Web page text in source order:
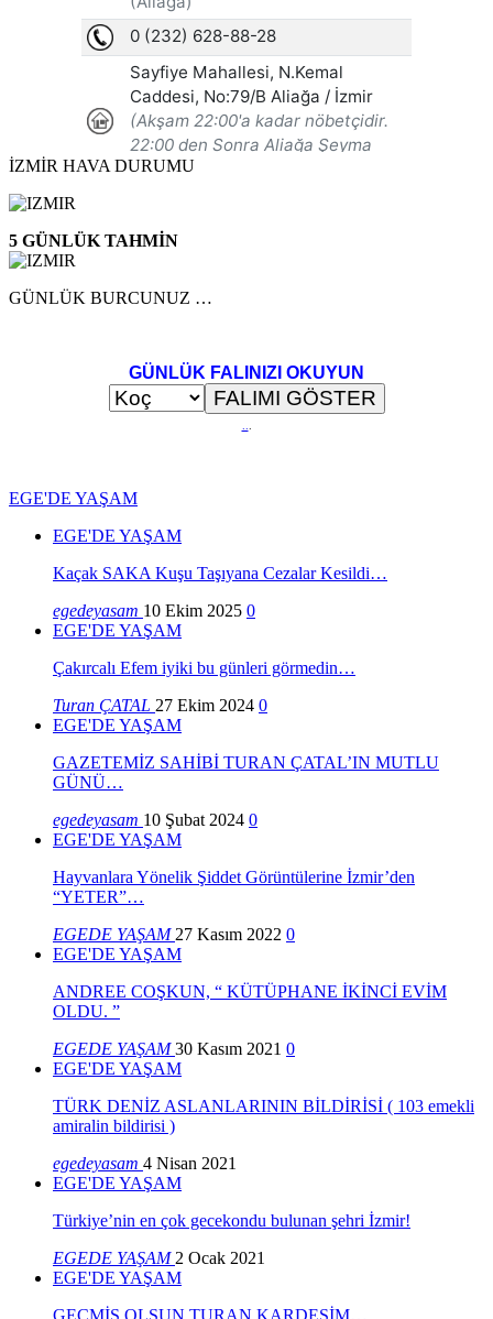
İZMİR HAVA DURUMU
5 GÜNLÜK TAHMİN
GÜNLÜK BURCUNUZ …
GÜNLÜK FALINIZI OKUYUN
EGE'DE YAŞAM
EGE'DE YAŞAM
Kaçak SAKA Kuşu Taşıyana Cezalar Kesildi…
egedeyasam 10 Ekim 2025 0
EGE'DE YAŞAM
Çakırcalı Efem iyiki bu günleri görmedin…
Turan ÇATAL 27 Ekim 2024 0
EGE'DE YAŞAM
GAZETEMİZ SAHİBİ TURAN ÇATAL’IN MUTLU
GÜNÜ…
egedeyasam 10 Şubat 2024 0
EGE'DE YAŞAM
Hayvanlara Yönelik Şiddet Görüntülerine İzmir’den
“YETER”…
EGEDE YAŞAM 27 Kasım 2022 0
EGE'DE YAŞAM
ANDREE COŞKUN, “ KÜTÜPHANE İKİNCİ EVİM
OLDU. ”
EGEDE YAŞAM30 Kasım 2021 0
EGE'DE YAŞAM
TÜRK DENİZ ASLANLARININ BİLDİRİSİ ( 103 emekli
amiralin bildirisi )
egedeyasam 4 Nisan 2021
EGE'DE YAŞAM
Türkiye’nin en çok gecekondu bulunan şehri İzmir!
EGEDE YAŞAM 2 Ocak 2021
EGE'DE YAŞAM
GEÇMİŞ OLSUN TURAN KARDEŞİM…